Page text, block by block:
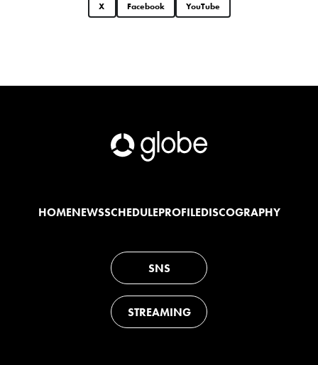
X Facebook YouTube
HOMENEWSSCHEDULEPROFILEDISCOGRAPHY
SNS
STREAMING